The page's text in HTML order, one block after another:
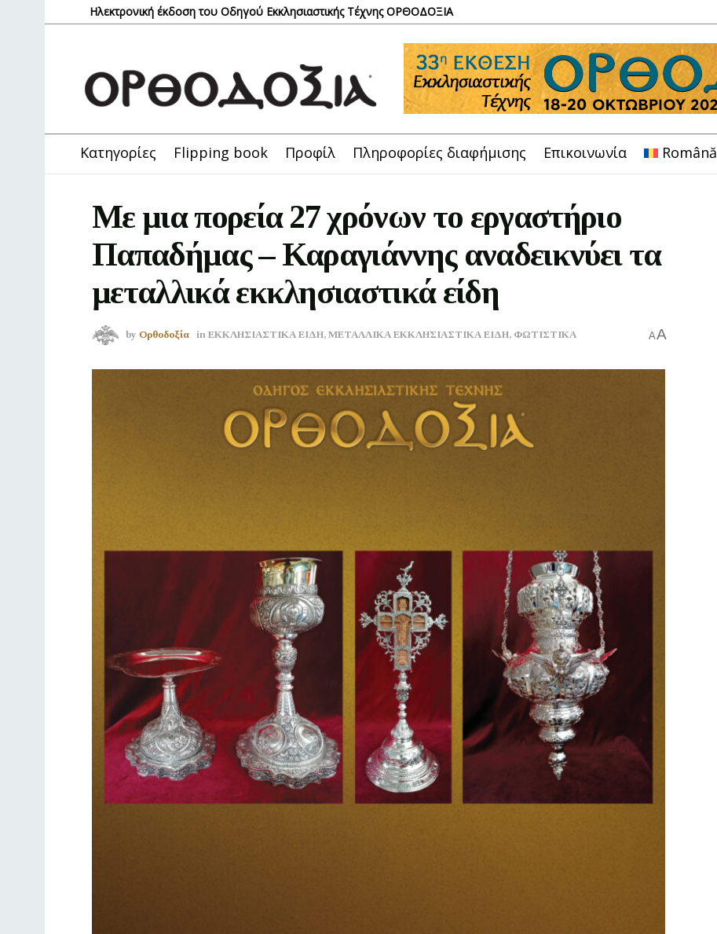
Ηλεκτρονική έκδοση του Οδηγού Εκκλησιαστικής Τέχνης ΟΡΘΟΔΟΞΙΑ
Κατηγορίες Flipping book Προφίλ Πληροφορίες διαφήμισης Επικοινωνία Română
Mε μια πορεία 27 χρόνων το εργαστήριο
Παπαδήμας – Καραγιάννης αναδεικνύει τα
μεταλλικά εκκλησιαστικά είδη
by Ορθοδοξία in ΕΚΚΛΗΣΙΑΣΤΙΚΑ ΕΙΔΗ, ΜΕΤΑΛΛΙΚΑ ΕΚΚΛΗΣΙΑΣΤΙΚΑ ΕΙΔΗ, ΦΩΤΙΣΤΙΚΑ AA